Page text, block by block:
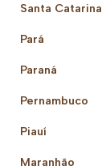
Santa Catarina
Pará
Paraná
Pernambuco
Piauí
Maranhão